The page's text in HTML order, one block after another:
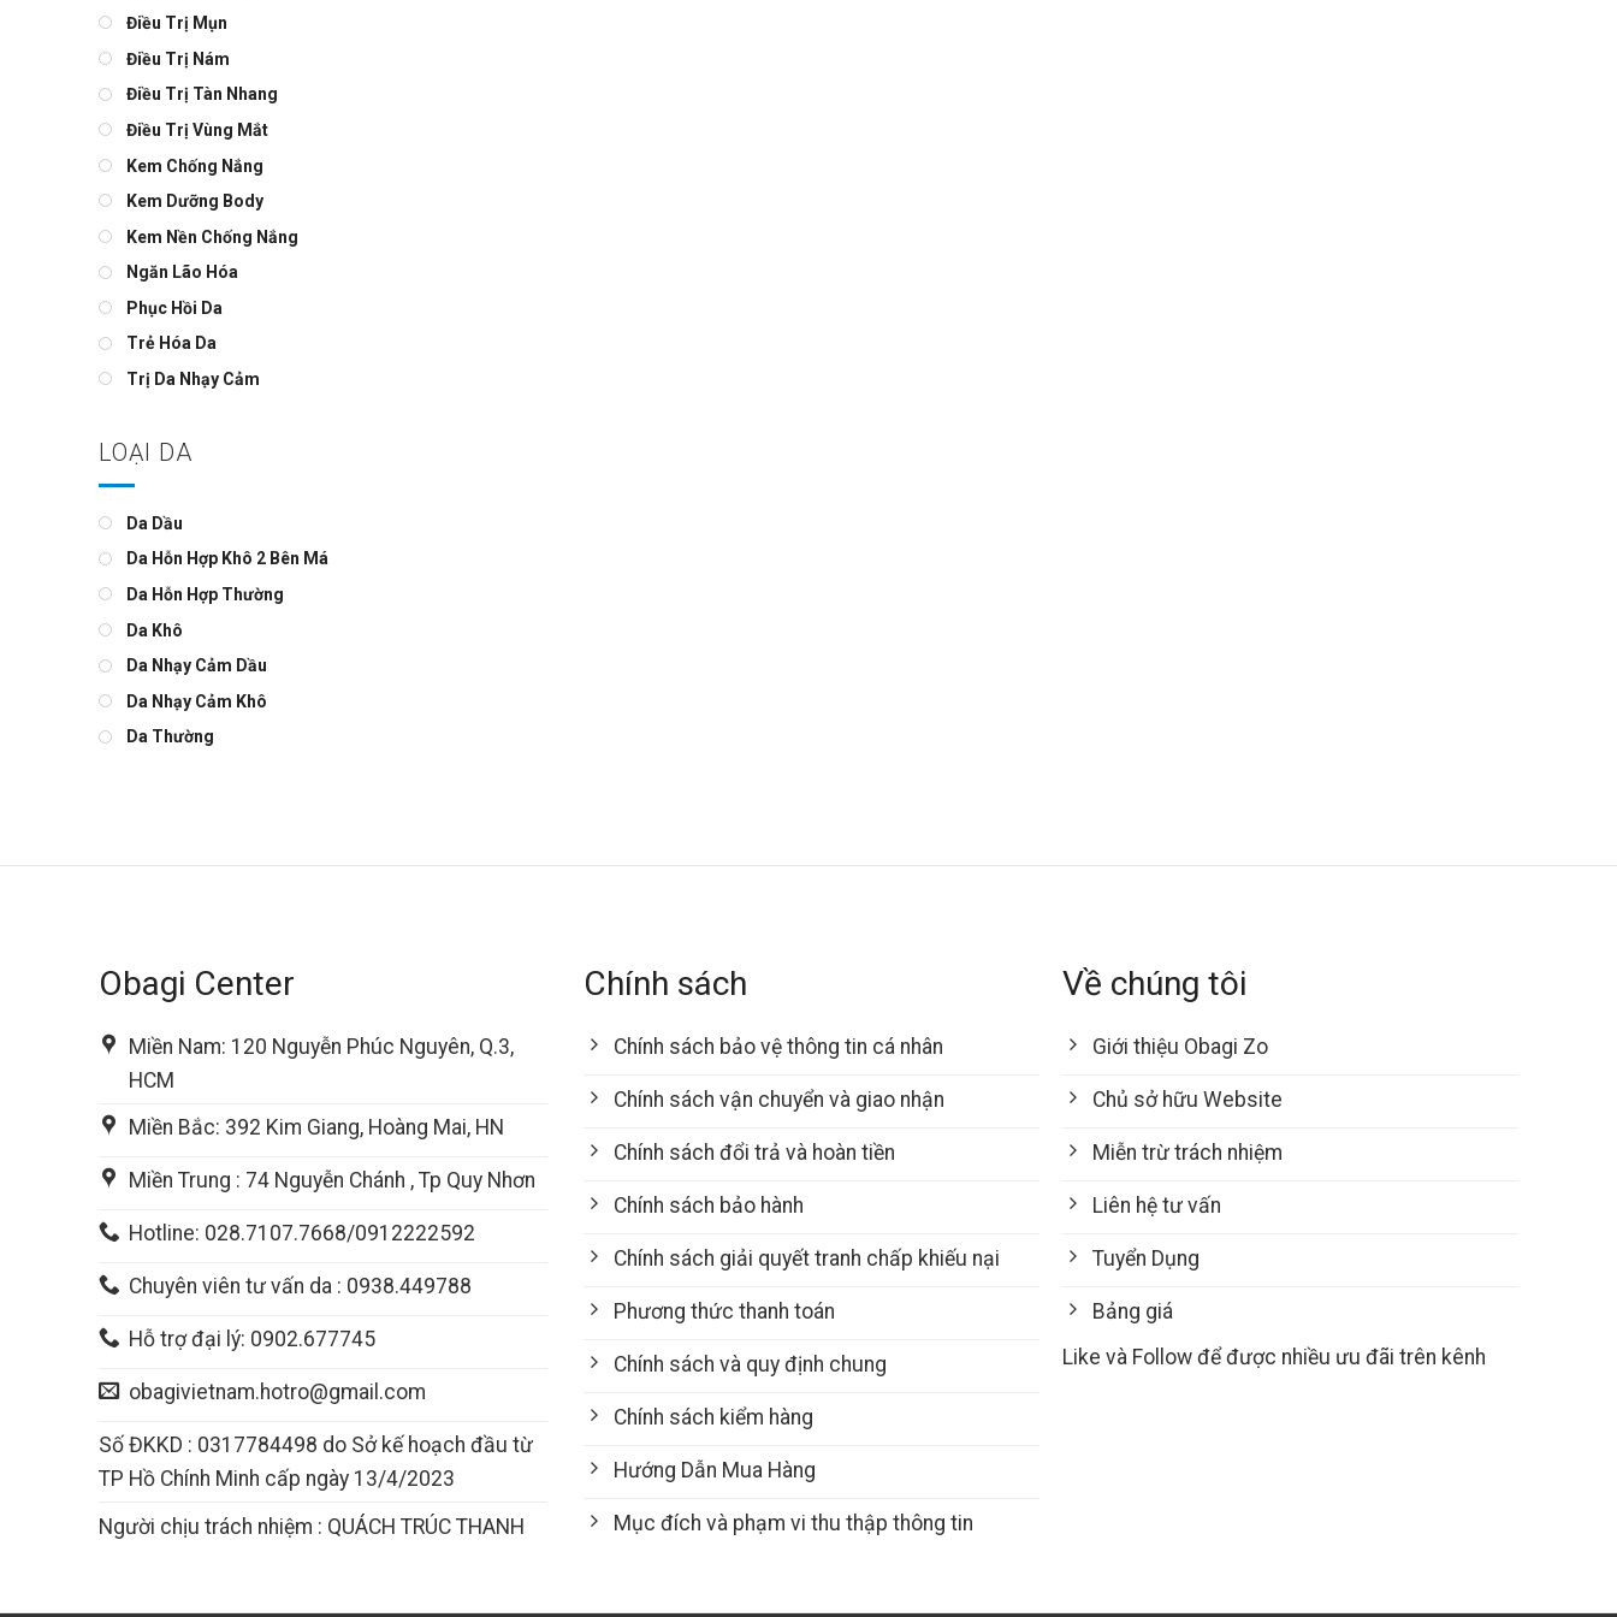
Điều Trị Mụn
Điều Trị Nám
Điều Trị Tàn Nhang
Điều Trị Vùng Mắt
Kem Chống Nắng
Kem Dưỡng Body
Kem Nền Chống Nắng
Ngăn Lão Hóa
Phục Hồi Da
Trẻ Hóa Da
Trị Da Nhạy Cảm
LOẠI DA
Da Dầu
Da Hỗn Hợp Khô 2 Bên Má
Da Hỗn Hợp Thường
Da Khô
Da Nhạy Cảm Dầu
Da Nhạy Cảm Khô
Da Thường
Obagi Center
Miền Nam: 120 Nguyễn Phúc Nguyên, Q.3,
HCM
Miền Bắc: 392 Kim Giang, Hoàng Mai, HN
Miền Trung : 74 Nguyễn Chánh , Tp Quy Nhơn
Hotline: 028.7107.7668/0912222592
Chuyên viên tư vấn da : 0938.449788
Hỗ trợ đại lý: 0902.677745
obagivietnam.hotro@gmail.com
Số ĐKKD : 0317784498 do Sở kế hoạch đầu từ
TP Hồ Chính Minh cấp ngày 13/4/2023
Người chịu trách nhiệm : QUÁCH TRÚC THANH
Chính sách
Chính sách bảo vệ thông tin cá nhân
Chính sách vận chuyển và giao nhận
Chính sách đổi trả và hoàn tiền
Chính sách bảo hành
Chính sách giải quyết tranh chấp khiếu nại
Phương thức thanh toán
Chính sách và quy định chung
Chính sách kiểm hàng
Hướng Dẫn Mua Hàng
Mục đích và phạm vi thu thập thông tin
Về chúng tôi
Giới thiệu Obagi Zo
Chủ sở hữu Website
Miễn trừ trách nhiệm
Liên hệ tư vấn
Tuyển Dụng
Bảng giá
Like và Follow để được nhiều ưu đãi trên kênh